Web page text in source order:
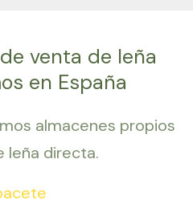
venta de leña
en España
almacenes propios
leña directa.